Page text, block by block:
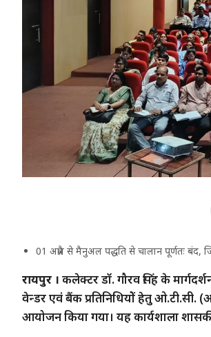
01 अप्रैल से मैनुअल पद्धति से चालान पूर्णतः बंद,
रायपुर । कलेक्टर डॉ. गौरव सिंह के
वेन्डर एवं बैंक प्रतिनिधियोें हेतु ओ.टी.सी.
आयोजन किया गया। यह कार्यशाला